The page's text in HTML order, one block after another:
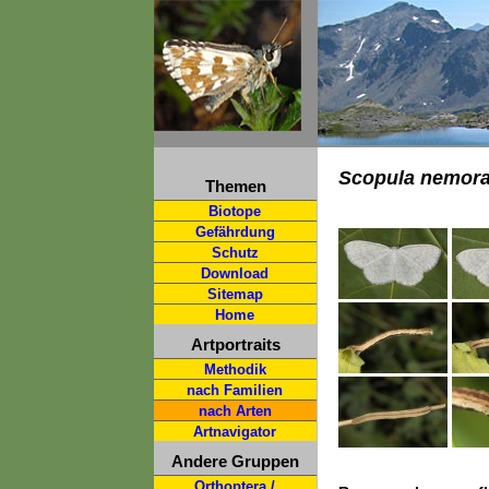
Themen
Biotope
Gefährdung
Schutz
Download
Sitemap
Home
Artportraits
Methodik
nach Familien
nach Arten
Artnavigator
Andere Gruppen
Scopula